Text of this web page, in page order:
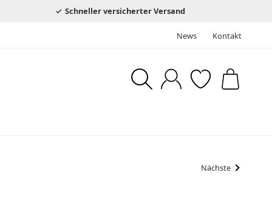
Schneller versicherter Versand
News Kontakt
Nächste